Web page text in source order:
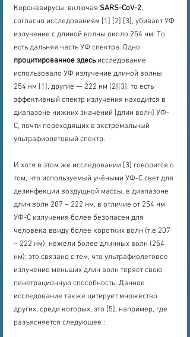
Коронавирусы, включая SARS-CoV-2,
согласно исследованиям [1] [2] [3], убивает УФ
излучение с длиной волны около 254 нм. То
есть дальняя часть УФ спектра. Одно
процитированное здесь исследование
использовало УФ излучение длиной волны
254 нм [1], другие — 222 нм [2][3], то есть
эффективный спектр излучения находится в
диапазоне нижних значений [длин волн] УФ-
С, почти переходящих в экстремальный
ультрафиолетовый спектр.
И хотя в этом же исследовании [3] говорится о
том, что используемый учёными УФ-С свет для
дезинфекции воздущной массы, в диапазоне
длин волн 207 – 222 нм, в отличие от 254 нм
УФ-С излучения более безопасен для
человека ввиду более коротких волн (т.е 207
– 222 нм), нежели более длинных волн (254
нм); это связано с тем, что ультрафиолетовое
излучение меньших длин волн теряет свою
пенетрационную способность. Данное
исследование также цитирует множество
других, среди которых, это [5], например, где
разъясняется следующее :